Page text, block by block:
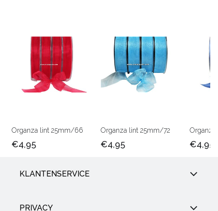
Organza lint 25mm/66
€4,95
Organza lint 25mm/72
€4,95 €4,95
KLANTENSERVICE
PRIVACY